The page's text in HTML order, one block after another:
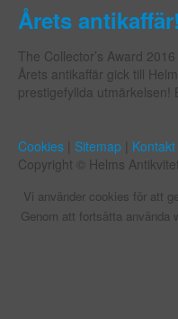
Årets antikaffär!
The Collector’s Award
Årets antikaffär gick till
prestigefyllda
Cookies Sitemap
Kontakt
Copyright © Helms
Vi använder cookies för att
Genom att fortsätta använda